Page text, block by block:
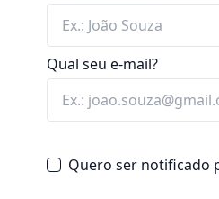
Qual seu e-mail?
Quero ser notificado